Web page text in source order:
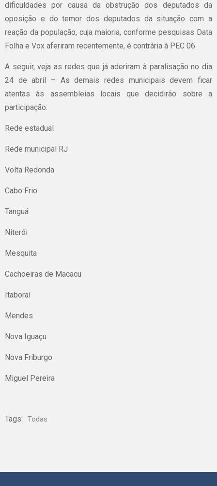
dificuldades por causa da obstrução dos deputados da
oposição e do temor dos deputados da situação com a
reação da população, cuja maioria, conforme pesquisas Data
Folha e Vox aferiram recentemente, é contrária à PEC 06.
A seguir, veja as redes que já aderiram à paralisação no dia
24 de abril – As demais redes municipais devem ficar
atentas às assembleias locais que decidirão sobre a
participação:
Rede estadual
Rede municipal RJ
Volta Redonda
Cabo Frio
Tanguá
Niterói
Mesquita
Cachoeiras de Macacu
Itaboraí
Mendes
Nova Iguaçu
Nova Friburgo
Miguel Pereira
Tags: Todas